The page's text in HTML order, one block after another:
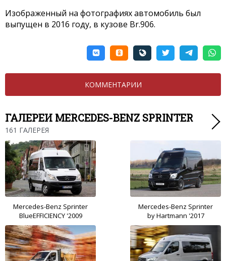
Изображенный на фотографиях автомобиль был
выпущен в 2016 году, в кузове Br.906.
КОММЕНТАРИИ
ГАЛЕРЕИ MERCEDES-BENZ SPRINTER
161 ГАЛЕРЕЯ
Mercedes-Benz Sprinter
BlueEFFICIENCY '2009
Mercedes-Benz Sprinter
by Hartmann '2017